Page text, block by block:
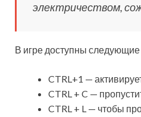
электричеством,
В игре доступны следующие
CTRL+1 —
CTRL + C —
CTRL + L — чтобы